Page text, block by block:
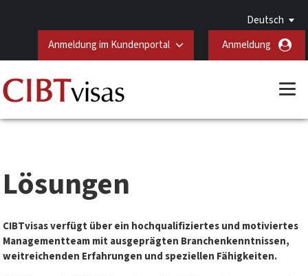
Deutsch
Anmeldung im Kundenportal
Anmeldung
Lösungen
CIBTvisas verfügt über ein hochqualifiziertes und motiviertes
Managementteam mit ausgeprägten Branchenkenntnissen,
weitreichenden Erfahrungen und speziellen Fähigkeiten.